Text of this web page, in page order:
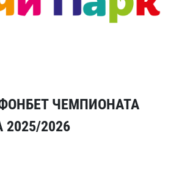
ЧЕМПИОНАТА
2026